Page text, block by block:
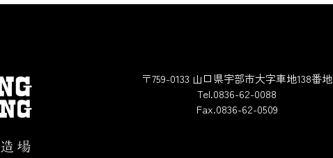
〒759-0133 山口県宇部市大字車地138番地
Tel.0836-62-0088
Fax.0836-62-0509